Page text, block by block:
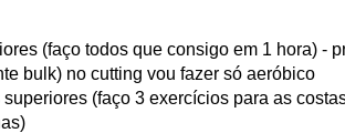
(faço todos que consigo em 1 hora) -
bulk) no cutting vou fazer só aeróbico
superiores (faço 3 exercícios para as